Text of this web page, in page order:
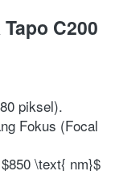
C200
piksel).
Fokus (Focal
\text{ nm}$